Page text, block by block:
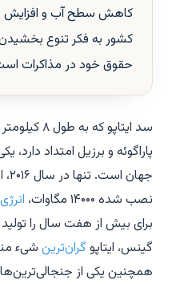
کاهش سطح آب و افزایش
کشور به فکر تنوع
حقوق خود در مذاکرات
پاراگوئه و برزیل امتداد
نصب شده ۱۴۰۰۰ مگاوات،
برای بیش از هفت سال را
گینس، ایتاپو گران‌ترین شیء
همچنین یکی از